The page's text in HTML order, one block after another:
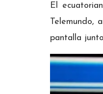
El
Telemundo,
pantalla